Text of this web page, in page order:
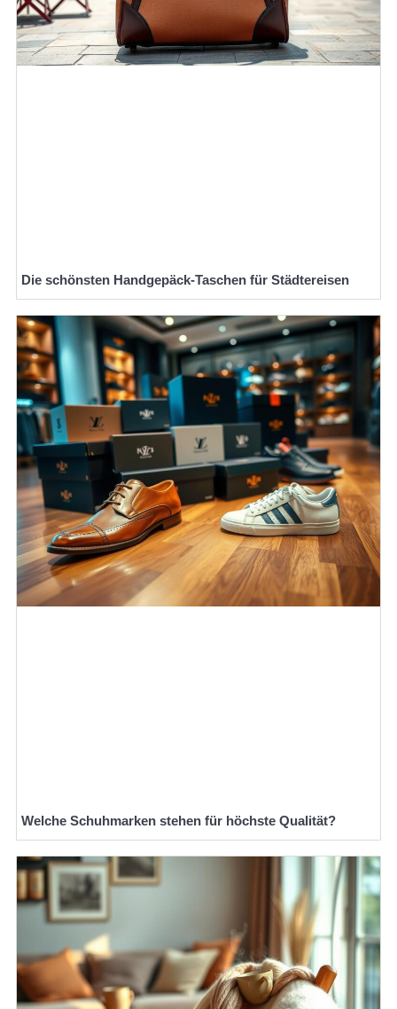
Die schönsten Handgepäck-Taschen für Städtereisen
Welche Schuhmarken stehen für höchste Qualität?